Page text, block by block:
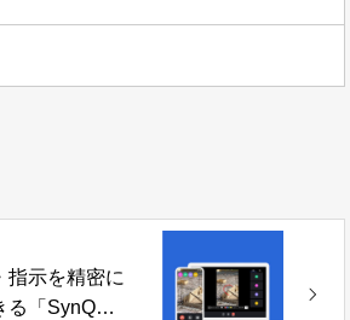
指示を精密に
る「SynQ